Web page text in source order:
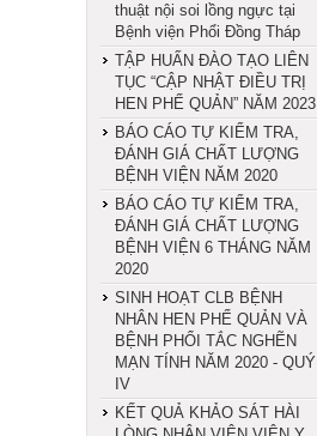
thuật nội soi lồng ngực tại
Bệnh viện Phổi Đồng Tháp
TẬP HUẤN ĐÀO TẠO LIÊN
TỤC “CẬP NHẬT ĐIỀU TRỊ
HEN PHẾ QUẢN” NĂM 2023
BÁO CÁO TỰ KIỂM TRA,
ĐÁNH GIÁ CHẤT LƯỢNG
BỆNH VIỆN NĂM 2020
BÁO CÁO TỰ KIỂM TRA,
ĐÁNH GIÁ CHẤT LƯỢNG
BỆNH VIỆN 6 THÁNG NĂM
2020
SINH HOẠT CLB BỆNH
NHÂN HEN PHẾ QUẢN VÀ
BỆNH PHỔI TẮC NGHẼN
MẠN TÍNH NĂM 2020 - QUÝ
IV
KẾT QUẢ KHẢO SÁT HÀI